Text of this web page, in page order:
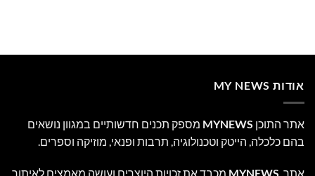
אודות MY NEWS
אתר התוכן MYNEWS מספק תכנים חדשותיים במגוון נושאים
בהם כלכלה, הייטק וטכנולוגיה, תרבות ופנאי, מוזיקה וספרים.
אתר MYNEWS מכבד את זכויות היוצרים ועושה מאמצים לאיתור